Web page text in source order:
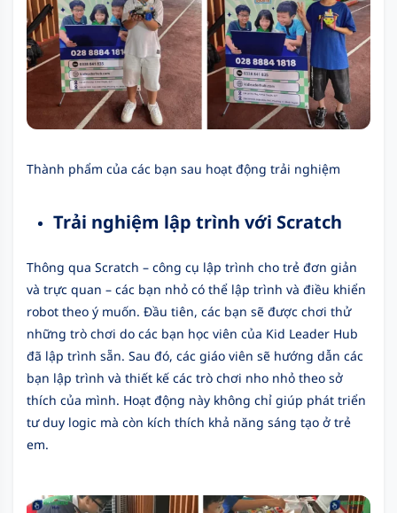
Thành phẩm của các bạn sau hoạt động trải nghiệm
Trải nghiệm lập trình với Scratch
Thông qua Scratch – công cụ lập trình cho trẻ đơn giản
và trực quan – các bạn nhỏ có thể lập trình và điều khiển
robot theo ý muốn. Đầu tiên, các bạn sẽ được chơi thử
những trò chơi do các bạn học viên của Kid Leader Hub
đã lập trình sẵn. Sau đó, các giáo viên sẽ hướng dẫn các
bạn lập trình và thiết kế các trò chơi nho nhỏ theo sở
thích của mình. Hoạt động này không chỉ giúp phát triển
tư duy logic mà còn kích thích khả năng sáng tạo ở trẻ
em.